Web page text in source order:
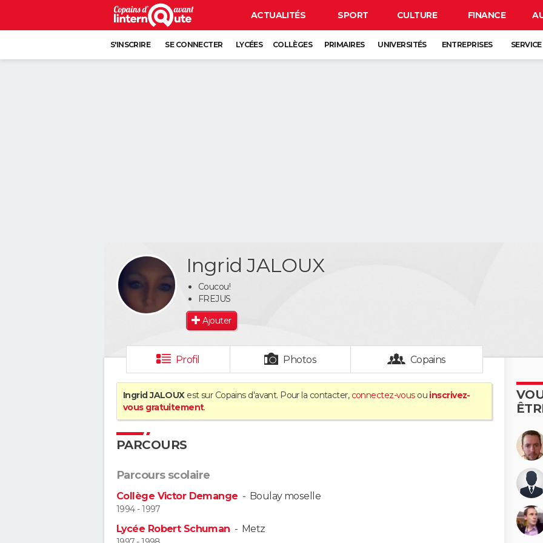
ACTUALITÉS SPORT CULTURE FINANCE
S'INSCRIRE SE CONNECTER LYCÉES COLLÈGES PRIMAIRES UNIVERSITÉS ENTREPRISES
Ingrid JALOUX
Coucou!
FREJUS
Ajouter
Profil Photos Copains
Ingrid JALOUXest sur Copains d'avant. Pour la contacter, connectez-vousou inscrivez-
vous gratuitement.
PARCOURS
Parcours scolaire
Collège Victor Demange - Boulay moselle
1994 - 1997
Lycée Robert Schuman - Metz